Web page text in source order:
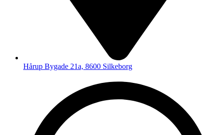
Hårup Bygade 21a, 8600 Silkeborg